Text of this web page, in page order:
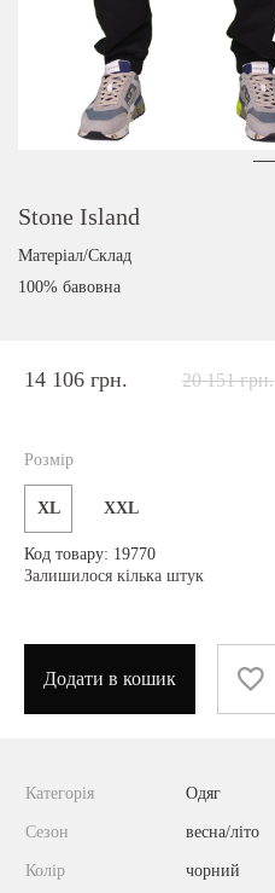
Stone Island
Матеріал/Склад
100% бавовна
14 106 грн. 20 151 грн.
Розмір
XL XXL
Код товару: 19770
Залишилося кілька штук
Додати в кошик
Категорія Одяг
Сезон весна/літо
Колір чорний